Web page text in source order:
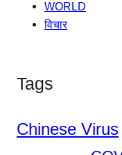
WORLD
विचार
Tags
Chinese Virus